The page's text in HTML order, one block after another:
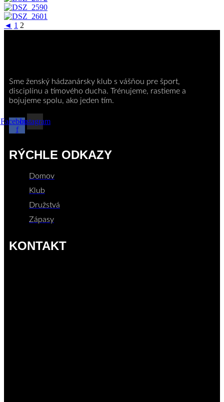
◄ 1 2
Sme ženský hádzanársky klub s vášňou pre šport,
disciplínu a tímového ducha. Trénujeme, rastieme a
bojujeme spolu, ako jeden tím.
Facebook-
f
Instagram
RÝCHLE ODKAZY
Domov
Klub
Družstvá
Zápasy
KONTAKT